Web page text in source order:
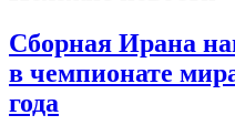
Сборная Ирана
в чемпионате
года